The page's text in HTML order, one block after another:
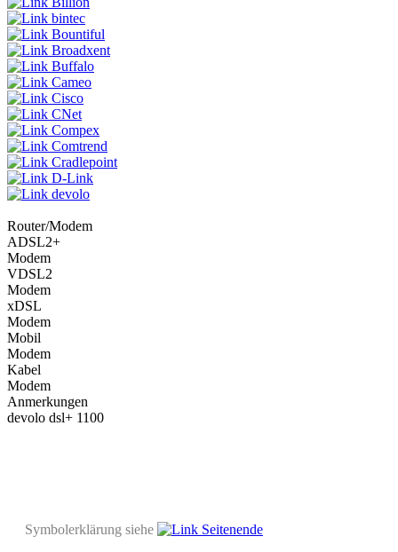
bintec
Bountiful
Broadxent
Buffalo
Cameo
Cisco
CNet
Compex
Comtrend
Cradlepoint
D-Link
devolo
Router/Modem
ADSL2+
Modem
VDSL2
Modem
xDSL
Modem
Mobil
Modem
Kabel
Modem
Anmerkungen
devolo dsl+ 1100
Symbolerklärung siehe Seitenende